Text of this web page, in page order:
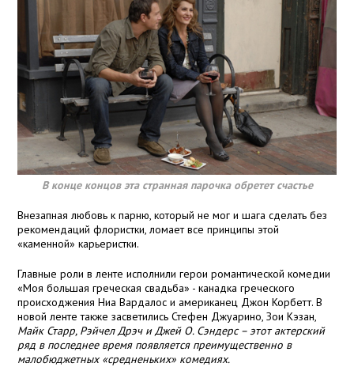
В конце концов эта странная парочка обретет счастье
Внезапная любовь к парню, который не мог и шага сделать без
рекомендаций флористки, ломает все принципы этой
«каменной» карьеристки.
Главные роли в ленте исполнили герои романтической комедии
«Моя большая греческая свадьба» - канадка греческого
происходжения Ниа Вардалос и американец Джон Корбетт. В
новой ленте также засветились Стефен Джуарино, Зои Кэзан,
Майк Старр, Рэйчел Дрэч и Джей О. Сэндерс – этот актерский
ряд в последнее время появляется преимущественно в
малобюджетных «средненьких» комедиях.